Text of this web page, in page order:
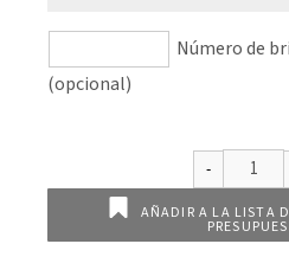
Número de
(opcional)
AÑADIR A LA LISTA